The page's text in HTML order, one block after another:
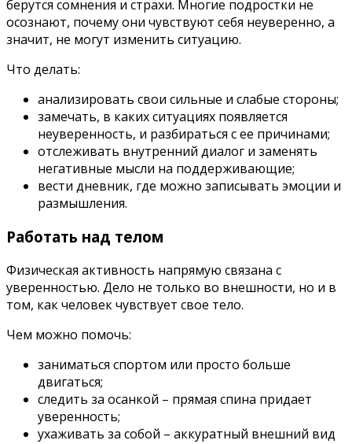
берутся сомнения и страхи. Многие подростки не
осознают, почему они чувствуют себя неуверенно, а
значит, не могут изменить ситуацию.
Что делать:
анализировать свои сильные и слабые стороны;
замечать, в каких ситуациях появляется
неуверенность, и разбираться с ее причинами;
отслеживать внутренний диалог и заменять
негативные мысли на поддерживающие;
вести дневник, где можно записывать эмоции и
размышления.
Работать над телом
Физическая активность напрямую связана с
уверенностью. Дело не только во внешности, но и в
том, как человек чувствует свое тело.
Чем можно помочь:
заниматься спортом или просто больше
двигаться;
следить за осанкой – прямая спина придает
уверенность;
ухаживать за собой – аккуратный внешний вид